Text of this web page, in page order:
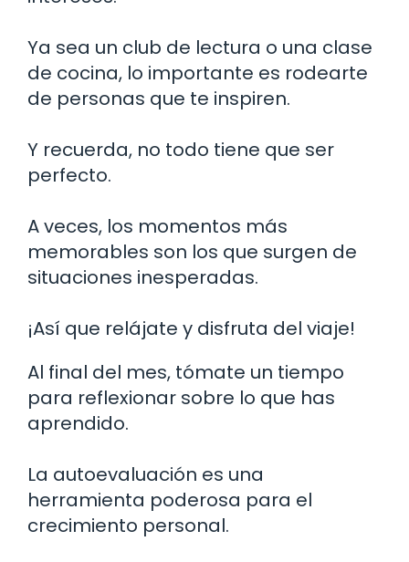
Ya sea un club de lectura o una clase
de cocina, lo importante es rodearte
de personas que te inspiren.
Y recuerda, no todo tiene que ser
perfecto.
A veces, los momentos más
memorables son los que surgen de
situaciones inesperadas.
¡Así que relájate y disfruta del viaje!
Al final del mes, tómate un tiempo
para reflexionar sobre lo que has
aprendido.
La autoevaluación es una
herramienta poderosa para el
crecimiento personal.